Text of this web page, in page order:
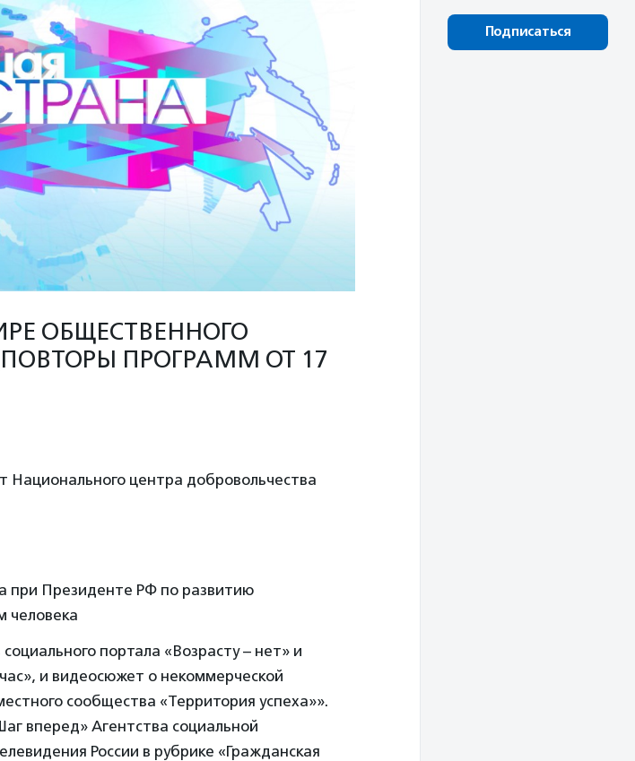
ОБЩЕСТВЕННОГО
ПРОГРАММ ОТ 17
Национального центра добровольчества
при Президенте РФ по развитию
человека
портала «Возрасту – нет» и
и видеосюжет о некоммерческой
сообщества «Территория успеха»».
вперед» Агентства социальной
России в рубрике «Гражданская
Подписаться